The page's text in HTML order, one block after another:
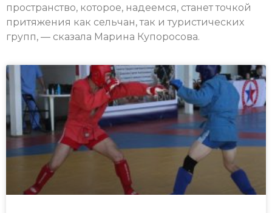
пространство, которое, надеемся, станет точкой
притяжения как сельчан, так и туристических
групп, — сказала Марина Купоросова.